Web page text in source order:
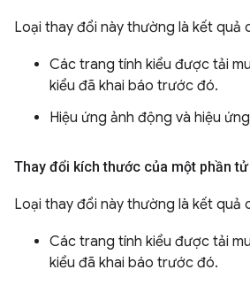
Loại thay đổi này thường là kết quả
Các trang tính kiểu được tải
kiểu đã khai báo trước đó.
Hiệu ứng ảnh động và hiệu
Thay đổi kích thước của một phần tử
Loại thay đổi này thường là kết quả
Các trang tính kiểu được tải
kiểu đã khai báo trước đó.